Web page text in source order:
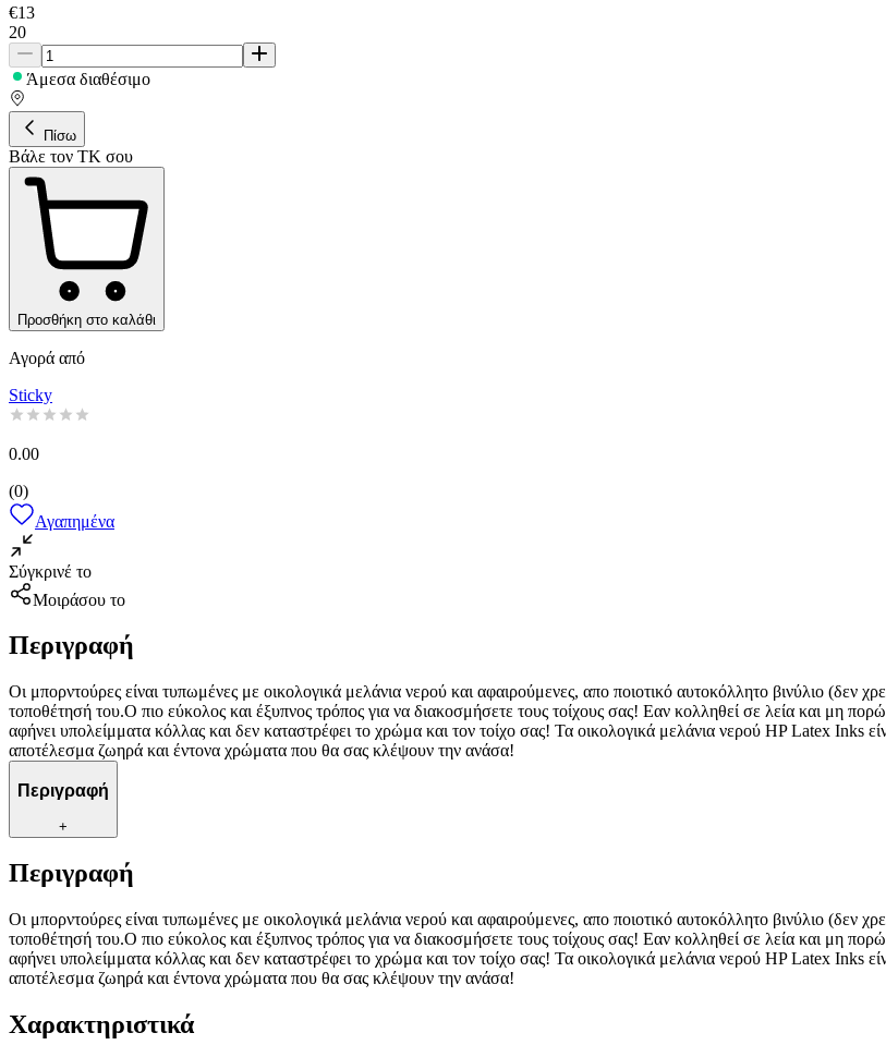
€13
20
Άμεσα διαθέσιμο
Πίσω
Βάλε τον ΤΚ σου
Προσθήκη στο καλάθι
Αγορά από
Sticky
0.00
(0)
Αγαπημένα
Σύγκρινέ το
Μοιράσου το
Περιγραφή
Οι μπορντούρες είναι τυπωμένες με οικολογικά μελάνια νερού και αφαιρούμενες, απο ποιοτικό αυτοκόλλητο βινύλιο (δεν
τοποθέτησή του.Ο πιο εύκολος και έξυπνος τρόπος για να διακοσμήσετε τους τοίχους σας! Εαν κολληθεί σε λεία και μη
αφήνει υπολείμματα κόλλας και δεν καταστρέφει το χρώμα και τον τοίχο σας! Τα οικολογικά μελάνια νερού HP Latex Inks
αποτέλεσμα ζωηρά και έντονα χρώματα που θα σας κλέψουν την ανάσα!
Περιγραφή
+
Περιγραφή
Οι μπορντούρες είναι τυπωμένες με οικολογικά μελάνια νερού και αφαιρούμενες, απο ποιοτικό αυτοκόλλητο βινύλιο (δεν
τοποθέτησή του.Ο πιο εύκολος και έξυπνος τρόπος για να διακοσμήσετε τους τοίχους σας! Εαν κολληθεί σε λεία και μη
αφήνει υπολείμματα κόλλας και δεν καταστρέφει το χρώμα και τον τοίχο σας! Τα οικολογικά μελάνια νερού HP Latex Inks
αποτέλεσμα ζωηρά και έντονα χρώματα που θα σας κλέψουν την ανάσα!
Χαρακτηριστικά